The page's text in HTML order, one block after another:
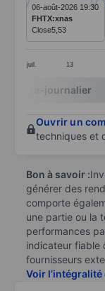
The chart has
The chart
juil. 13
06-août-2026 19:30
FHTX:xnas
Close5,53
End of
Intra-journalier
Ouvrir un
techniques et
Bon à savoir :
générer des
comporte
une partie ou la
performances
indicateur fiable
fournisseurs
Voir